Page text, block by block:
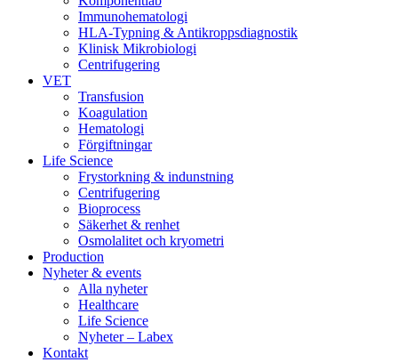
Immunohematologi
HLA-Typning & Antikroppsdiagnostik
Klinisk Mikrobiologi
Centrifugering
VET
Transfusion
Koagulation
Hematologi
Förgiftningar
Life Science
Frystorkning & indunstning
Centrifugering
Bioprocess
Säkerhet & renhet
Osmolalitet och kryometri
Production
Nyheter & events
Alla nyheter
Healthcare
Life Science
Nyheter – Labex
Kontakt